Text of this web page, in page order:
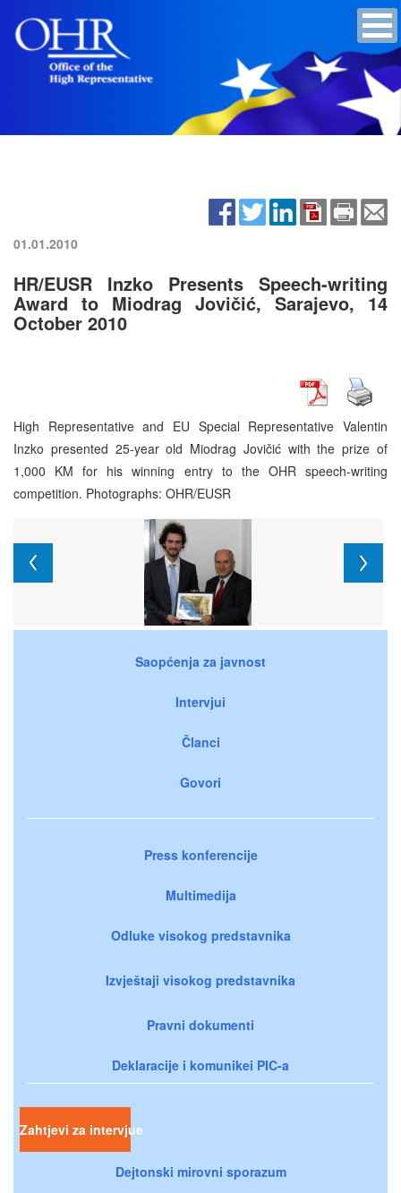
01.01.2010
HR/EUSR Inzko Presents Speech-writing
Award to Miodrag Jovičić, Sarajevo, 14
October 2010
High Representative and EU Special Representative Valentin
Inzko presented 25-year old Miodrag Jovičić with the prize of
1,000 KM for his winning entry to the OHR speech-writing
competition. Photographs: OHR/EUSR
Saopćenja za javnost
Intervjui
Članci
Govori
Press konferencije
Multimedija
Odluke visokog predstavnika
Izvještaji visokog predstavnika
Pravni dokumenti
Deklaracije i komunikei PIC-a
Zahtjevi za intervjue
Dejtonski mirovni sporazum